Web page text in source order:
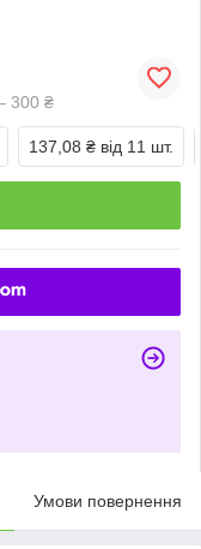
300 ₴
137,08 ₴ від 11 шт.
Умови повернення